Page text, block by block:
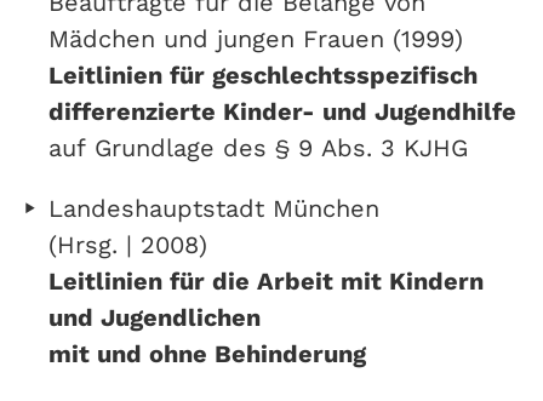
Mädchen und jungen Frauen (1999)
Leitlinien für geschlechtsspezifisch
differenzierte Kinder- und Jugendhilfe
auf Grundlage des § 9 Abs. 3 KJHG
Landeshauptstadt München
(Hrsg. | 2008)
Leitlinien für die Arbeit mit Kindern
und Jugendlichen
mit und ohne Behinderung